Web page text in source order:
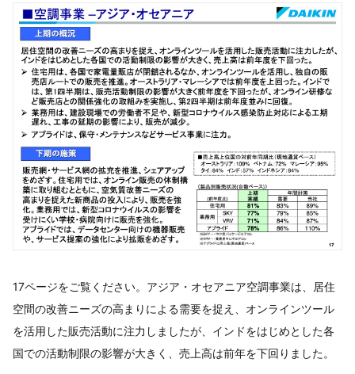
17ページをご覧ください。アジア・オセアニア空調事業は、居住
空間の改善ニーズの高まりによる需要を捉え、オンラインツール
を活用した販売活動に注力しましたが、インドをはじめとした各
国での活動制限の影響が大きく、売上高は前年を下回りました。